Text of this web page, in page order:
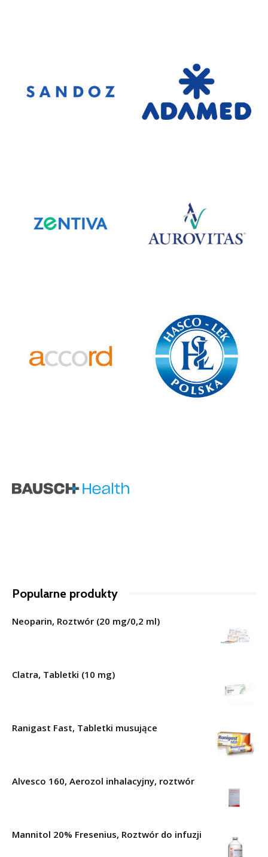
Popularne produkty
Neoparin, Roztwór (20 mg/0,2 ml)
Clatra, Tabletki (10 mg)
Ranigast Fast, Tabletki musujące
Alvesco 160, Aerozol inhalacyjny, roztwór
Mannitol 20% Fresenius, Roztwór do infuzji